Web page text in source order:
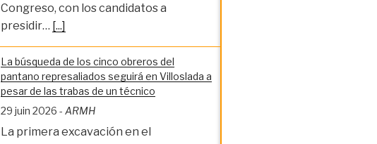
Congreso, con los candidatos a
presidir… [...]
La búsqueda de los cinco obreros del
pantano represaliados seguirá en Villoslada a
pesar de las trabas de un técnico
29 juin 2026 - ARMH
La primera excavación en el